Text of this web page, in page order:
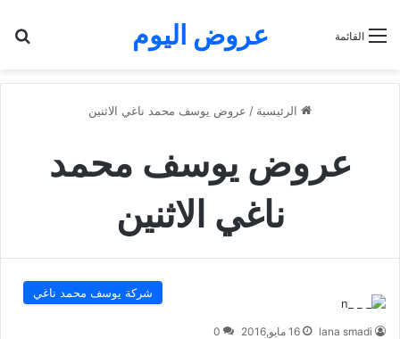
عروض اليوم القائمة
الرئيسية / عروض يوسف محمد ناغي الاثنين
عروض يوسف محمد
ناغي الاثنين
شركة يوسف محمد ناغي
lana smadi 16 مايو,2016 0